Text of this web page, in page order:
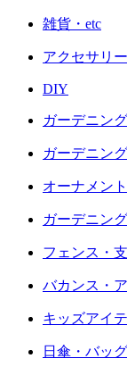
雑貨・etc
アクセサリー
DIY
ガーデニン
ガーデニン
オーナメント
ガーデニン
フェンス・
バカンス・
キッズアイ
日傘・バッグ